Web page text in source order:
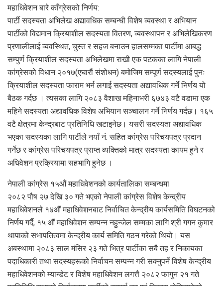
महाधिवेशन बारे काँग्रेसको निर्णय:
पार्टी सदस्यता अभिलेख अद्यावधिक सम्बन्धी विशेष व्यवस्था र अभियान
पार्टीको विद्यमान क्रियाशील सदस्यता वितरण, व्यवस्थापन र अभिलेखिकरण
प्रणालीलाई व्यवस्थित, चुस्त र सहज बनाउन हालसम्मका पार्टीमा आबद्ध
सम्पुर्ण क्रियाशील सदस्यता अभिलेखमा राखी एक पटकका लागि नेपाली
कांग्रेसको विधान २०१७(एघारौं संशोधन) बमोजिम सम्पूर्ण सदस्यलाई पुनः
क्रियाशील सदस्यता फाराम भर्न लगाई सदस्यता अद्यावधिक गर्ने निर्णय यो
बैठक गर्दछ । त्यसका लागि २०८३ वैशाख महिनाभरी ६७४३ वटै वडामा एक
महिने सदस्यता अद्यावधिक विशेष अभियान सञ्चालन गर्ने निर्णय गर्दछ। १६५
वटै क्षेत्रमा केन्द्रबाट प्रतिनिधि खटाइनेछ। यसरी सदस्यता अद्यावधिक
भएका सदस्यका लागि पार्टीले नयाँ नं. सहित कांग्रेस परिचयपत्र प्रदान
गर्नेछ र कांग्रेस परिचयपत्र प्राप्त व्यक्तिको मात्र सदस्यता कायम हुने र
अधिवेशन प्रक्रियामा सहभागि हुनेछ ।
नेपाली कांग्रेस १५औं महाधिवेशनको कार्यतालिका सम्बन्धमा
२०८२ पौष २७ देखि ३० गते भएको नेपाली कांग्रेस विशेष केन्द्रीय
महाधिवेशनले १४औं महाधिवेशनबाट निर्वाचित केन्द्रीय कार्यसमिति विघटनको
निर्णय गर्दै, १५ औं महाधिवेशन सम्पन्न नहुन्जेल सम्मका लागि श्री गगन कुमार
थापाको सभापतित्वमा केन्द्रीय कार्य समिति गठन गरेको थियो। यस
अबस्थामा २०८३ साल मंसिर २३ गते भित्र पार्टीका सबै तह र निकायका
पदाधिकारी तथा सदस्यहरूको निर्वाचन सम्पन्न गरी सक्नुपर्ने विशेष केन्द्रीय
महाधिवेशनको म्यान्डेट र विशेष महाधिवेशन लगत्तै २०८२ फागुन २१ गते